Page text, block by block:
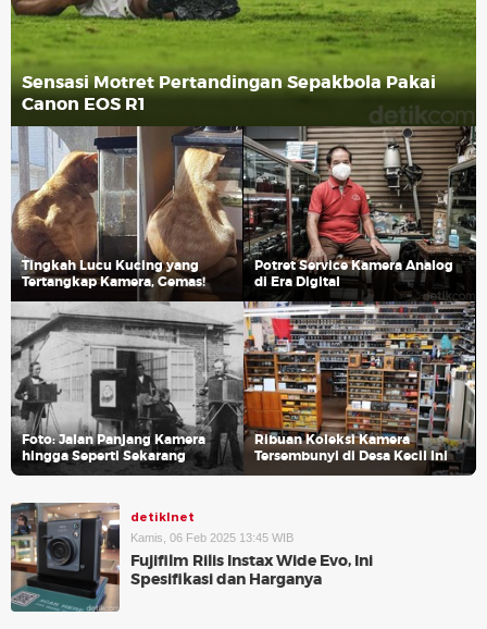
Sensasi Motret Pertandingan Sepakbola Pakai
Canon EOS R1
Tingkah Lucu Kucing yang
Tertangkap Kamera, Gemas!
Potret Service Kamera Analog
di Era Digital
Foto: Jalan Panjang Kamera
hingga Seperti Sekarang
Ribuan Koleksi Kamera
Tersembunyi di Desa Kecil Ini
detikInet
Kamis, 06 Feb 2025 13:45 WIB
Fujifilm Rilis Instax Wide Evo, Ini
Spesifikasi dan Harganya